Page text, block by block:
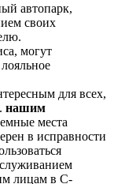
автопарк,
своих
могут
для всех,
нашим
места
в исправности
лицам в С-